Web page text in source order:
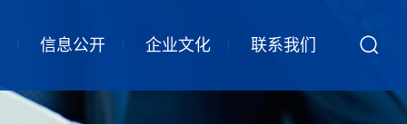
信息公开 企业文化 联系我们